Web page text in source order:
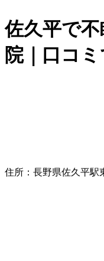
佐久平で
院｜口コ
住所：長野県佐久平駅